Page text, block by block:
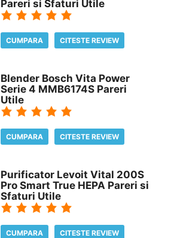
Pareri si Sfaturi Utile
CUMPARA CITESTE REVIEW
Blender Bosch Vita Power
Serie 4 MMB6174S Pareri
Utile
CUMPARA CITESTE REVIEW
Purificator Levoit Vital 200S
Pro Smart True HEPA Pareri si
Sfaturi Utile
CUMPARA CITESTE REVIEW